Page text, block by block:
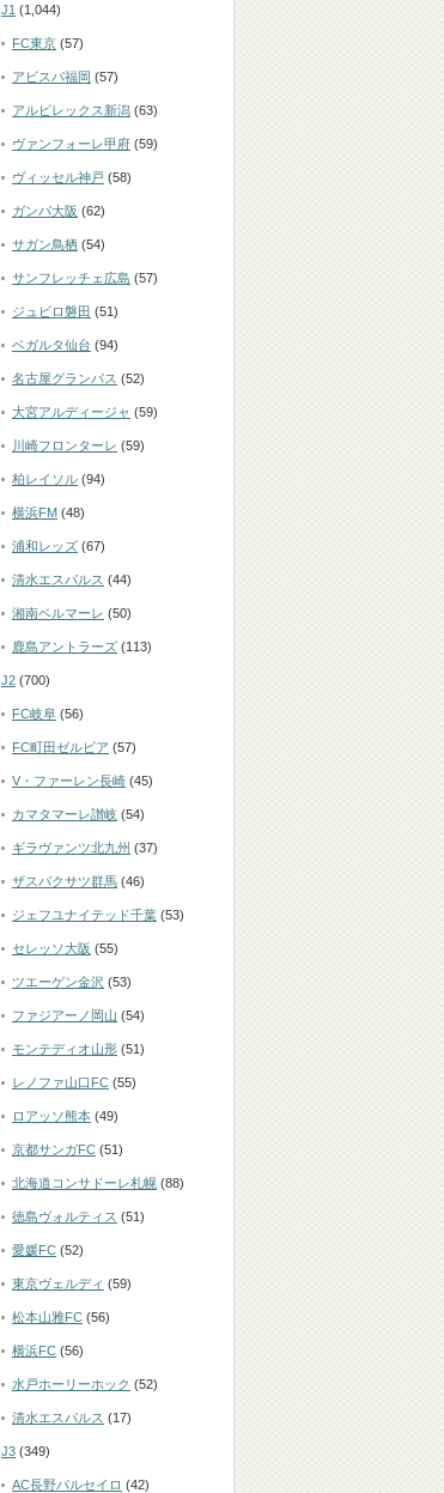
J1 (1,044)
FC東京 (57)
アビスパ福岡 (57)
アルビレックス新潟 (63)
ヴァンフォーレ甲府 (59)
ヴィッセル神戸 (58)
ガンバ大阪 (62)
サガン鳥栖 (54)
サンフレッチェ広島 (57)
ジュビロ磐田 (51)
ベガルタ仙台 (94)
名古屋グランパス (52)
大宮アルディージャ (59)
川崎フロンターレ (59)
柏レイソル (94)
横浜FM (48)
浦和レッズ (67)
清水エスパルス (44)
湘南ベルマーレ (50)
鹿島アントラーズ (113)
J2 (700)
FC岐阜 (56)
FC町田ゼルビア (57)
V・ファーレン長崎 (45)
カマタマーレ讃岐 (54)
ギラヴァンツ北九州 (37)
ザスパクサツ群馬 (46)
ジェフユナイテッド千葉 (53)
セレッソ大阪 (55)
ツエーゲン金沢 (53)
ファジアーノ岡山 (54)
モンテディオ山形 (51)
レノファ山口FC (55)
ロアッソ熊本 (49)
京都サンガFC (51)
北海道コンサドーレ札幌 (88)
徳島ヴォルティス (51)
愛媛FC (52)
東京ヴェルディ (59)
松本山雅FC (56)
横浜FC (56)
水戸ホーリーホック (52)
清水エスパルス (17)
J3 (349)
AC長野パルセイロ (42)